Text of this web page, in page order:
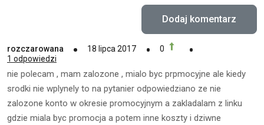
rozczarowana 18 lipca 2017
0
1 odpowiedzi
nie polecam , mam zalozone , mialo byc prpmocyjne ale kiedy
srodki nie wplynely to na pytanier odpowiedziano ze nie
zalozone konto w okresie promocyjnym a zakladalam z linku
gdzie miala byc promocja a potem inne koszty i dziwne